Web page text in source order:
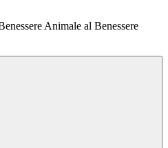
Animale al Benessere